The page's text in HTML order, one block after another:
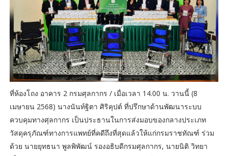
ที่ห้องโถง อาคาร 2 กรมศุลกากร / เมื่อเวลา 14.00 น. วานนี้ (8
เมษายน 2568) นางนันท์ฐิตา ศิริคุปต์ ที่ปรึกษาด้านพัฒนาระบบ
ควบคุมทางศุลกากร เป็นประธานในการส่งมอบของกลางประเภท
วัสดุครุภัณฑ์ทางการแพทย์ที่คดีถึงที่สุดแล้วให้แก่กรมราชทัณฑ์ ร่วม
ด้วย นายยุทธนา พูลพิพัฒน์ รองอธิบดีกรมศุลกากร, นายนิติ วิทยา